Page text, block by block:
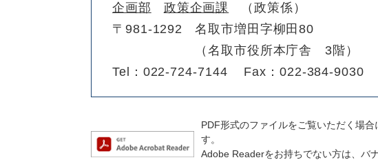
企画部 政策企画課
政策係
〒981-1292
名取市増田字柳田80
（名取市役所本庁舎 3階）
Tel：022-724-7144
Fax：022-384-9030
PDF形式のファイルをご覧いただく場
す。
Adobe Readerをお持ちでない方は、バ